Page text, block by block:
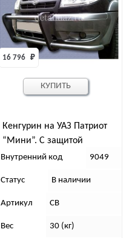
Кенгурин на УАЗ Патриот
“Мини”. С защитой
двигателя и бампера
16 796 ₽
Внутренний код 9049
Статус В наличии
Артикул СВ
Вес 30 (кг)
КУПИТЬ